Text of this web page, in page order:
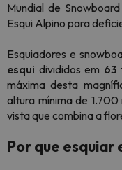
Mundial de
Esqui Alpino para
Esquiadores e
esqui divididos em 63
máxima desta
altura mínima de
vista que combina a
Por que esquiar